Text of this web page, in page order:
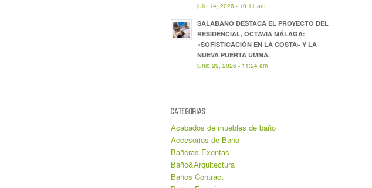
julio 14, 2026 - 10:11 am
SALABAÑO DESTACA EL PROYECTO DEL
RESIDENCIAL, OCTAVIA MÁLAGA:
«SOFISTICACIÓN EN LA COSTA» Y LA
NUEVA PUERTA UMMA.
junio 29, 2026 - 11:24 am
CATEGORIAS
Acabados de muebles de baño
Accesorios de Baño
Bañeras Exentas
Baño&Arquitectura
Baños Contract